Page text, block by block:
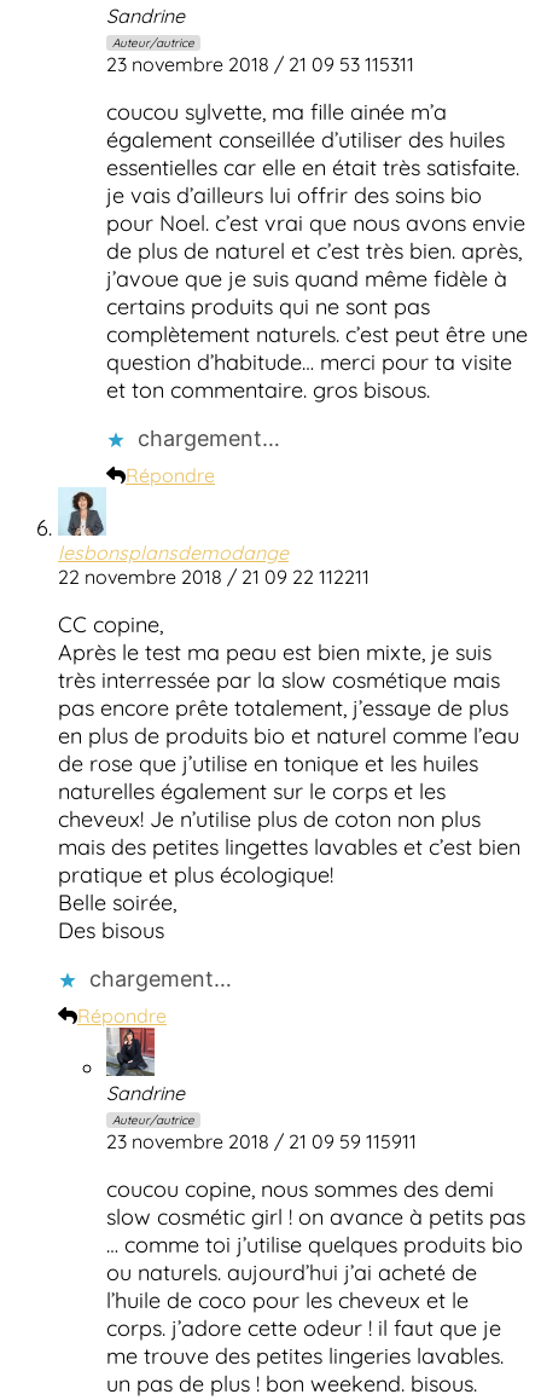
Sandrine
Auteur/autrice
23 novembre 2018 / 21 09 53 115311
coucou sylvette, ma fille ainée m’a
également conseillée d’utiliser des huiles
essentielles car elle en était très satisfaite.
je vais d’ailleurs lui offrir des soins bio
pour Noel. c’est vrai que nous avons envie
de plus de naturel et c’est très bien. après,
j’avoue que je suis quand même fidèle à
certains produits qui ne sont pas
complètement naturels. c’est peut être une
question d’habitude… merci pour ta visite
et ton commentaire. gros bisous.
chargement…
Répondre
lesbonsplansdemodange
22 novembre 2018 / 21 09 22 112211
CC copine,
Après le test ma peau est bien mixte, je suis
très interressée par la slow cosmétique mais
pas encore prête totalement, j’essaye de plus
en plus de produits bio et naturel comme l’eau
de rose que j’utilise en tonique et les huiles
naturelles également sur le corps et les
cheveux! Je n’utilise plus de coton non plus
mais des petites lingettes lavables et c’est bien
pratique et plus écologique!
Belle soirée,
Des bisous
chargement…
Répondre
Sandrine
Auteur/autrice
23 novembre 2018 / 21 09 59 115911
coucou copine, nous sommes des demi
slow cosmétic girl ! on avance à petits pas
… comme toi j’utilise quelques produits bio
ou naturels. aujourd’hui j’ai acheté de
l’huile de coco pour les cheveux et le
corps. j’adore cette odeur ! il faut que je
me trouve des petites lingeries lavables.
un pas de plus ! bon weekend. bisous.